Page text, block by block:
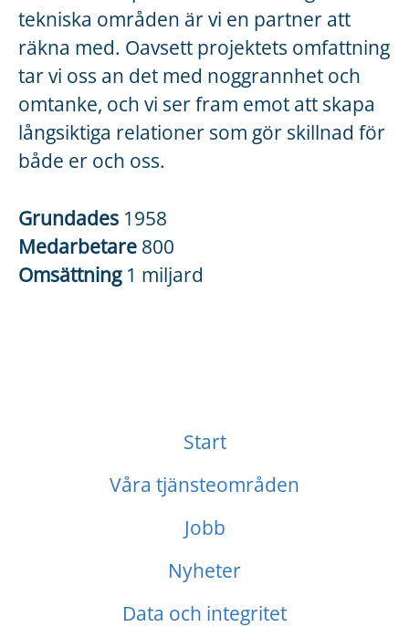
tekniska områden är vi en partner att
räkna med. Oavsett projektets omfattning
tar vi oss an det med noggrannhet och
omtanke, och vi ser fram emot att skapa
långsiktiga relationer som gör skillnad för
både er och oss.
Grundades 1958
Medarbetare 800
Omsättning 1 miljard
Start
Våra tjänsteområden
Jobb
Nyheter
Data och integritet